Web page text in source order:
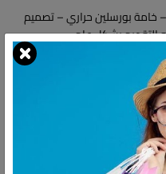
خامة بورسلين حراري – تصميم
التقديم بشكل عام